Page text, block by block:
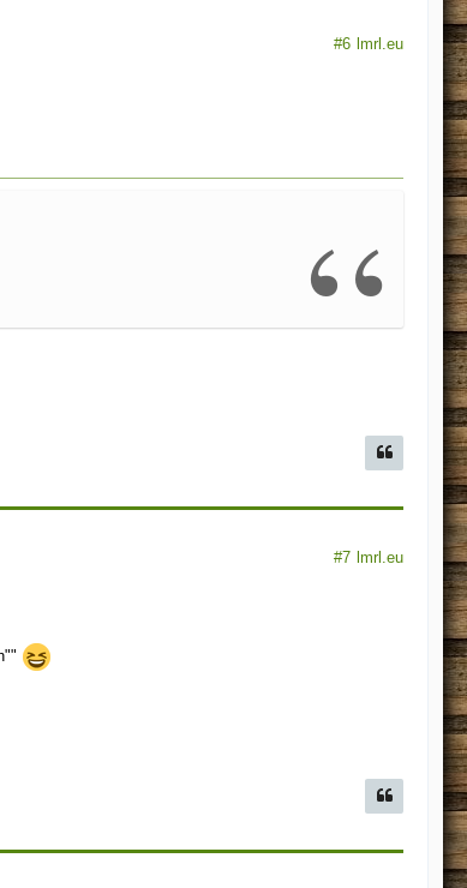
#6 lmrl.eu
#7 lmrl.eu